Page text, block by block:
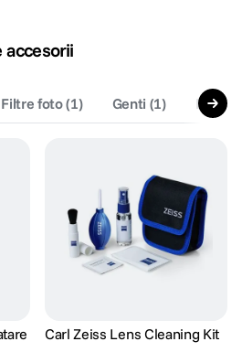
accesorii
Filtre foto(1) Genti (1)
Carl Zeiss Lens Cleaning Kit